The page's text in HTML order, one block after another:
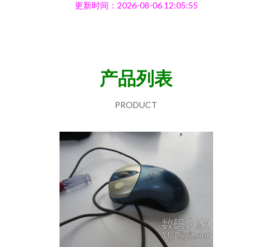
更新时间：2026-08-06 12:05:55
产品列表
PRODUCT